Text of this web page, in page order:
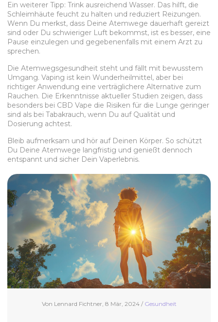
Ein weiterer Tipp: Trink ausreichend Wasser. Das hilft, die
Schleimhäute feucht zu halten und reduziert Reizungen.
Wenn Du merkst, dass Deine Atemwege dauerhaft gereizt
sind oder Du schwieriger Luft bekommst, ist es besser, eine
Pause einzulegen und gegebenenfalls mit einem Arzt zu
sprechen.
Die Atemwegsgesundheit steht und fällt mit bewusstem
Umgang. Vaping ist kein Wunderheilmittel, aber bei
richtiger Anwendung eine verträglichere Alternative zum
Rauchen. Die Erkenntnisse aktueller Studien zeigen, dass
besonders bei CBD Vape die Risiken für die Lunge geringer
sind als bei Tabakrauch, wenn Du auf Qualität und
Dosierung achtest.
Bleib aufmerksam und hör auf Deinen Körper. So schützt
Du Deine Atemwege langfristig und genießt dennoch
entspannt und sicher Dein Vaperlebnis.
Von Lennard Fichtner, 8 Mär, 2024 / Gesundheit